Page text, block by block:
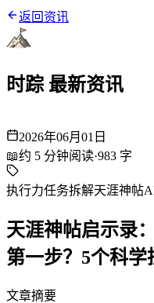
返回资讯
时踪 最新资讯
2026年06月01日
📖约 5 分钟阅读·983 字
执行力任务拆解天涯神帖
天涯神帖启示录
第一步？5个科
文章摘要